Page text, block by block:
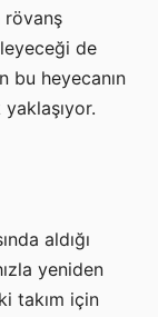
rövanş
de
bu heyecanın
aldığı
yeniden
takım için